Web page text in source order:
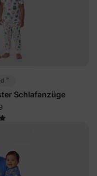
™
Schlafanzüge